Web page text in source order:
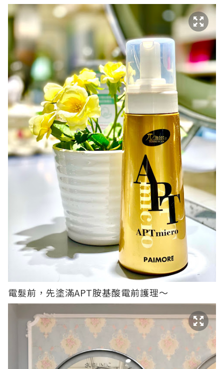
電髮前，先塗滿APT胺基酸電前護理～